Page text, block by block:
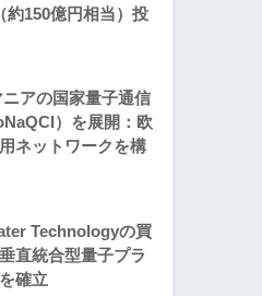
約150億円相当）投
アの国家量子通信
）を展開：欧
ネットワークを構
Technologyの買
直統合型量子プラ
確立